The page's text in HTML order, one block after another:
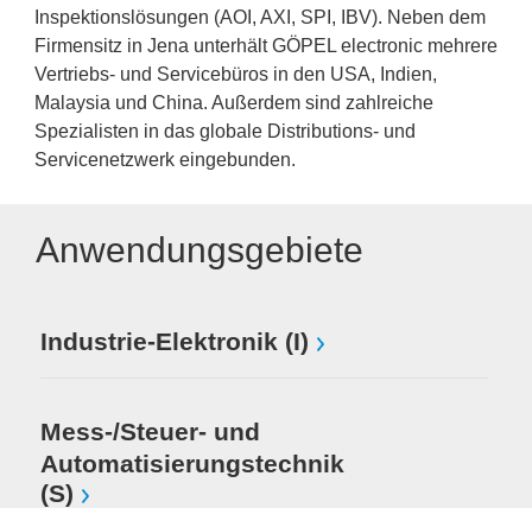
Inspektionslösungen (AOI, AXI, SPI, IBV). Neben dem
Firmensitz in Jena unterhält GÖPEL electronic mehrere
Vertriebs- und Servicebüros in den USA, Indien,
Malaysia und China. Außerdem sind zahlreiche
Spezialisten in das globale Distributions- und
Servicenetzwerk eingebunden.
Anwendungsgebiete
Industrie-Elektronik (I)
Mess-/Steuer- und
Automatisierungstechnik
(S)